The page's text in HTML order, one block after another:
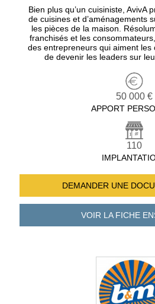
Bien plus qu’un cuisiniste, AvivA
de cuisines et d’aménagements
les pièces de la maison.
franchisés et les
des entrepreneurs qui aiment les
de devenir les leaders sur
50 000 €
APPORT
110
DEMANDER UNE
VOIR LA FICHE